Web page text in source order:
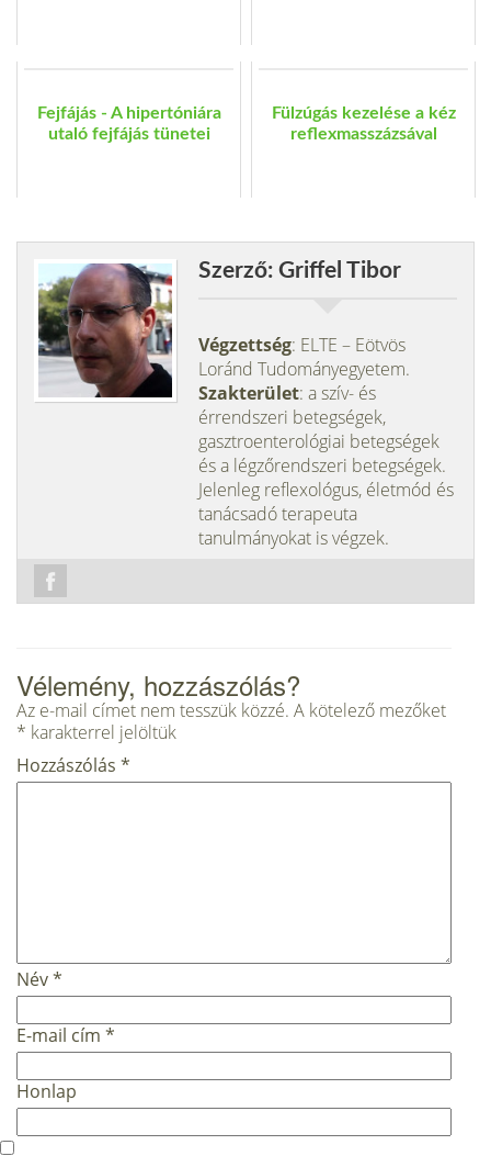
Fejfájás - A hipertóniára
utaló fejfájás tünetei
Fülzúgás kezelése a kéz
reflexmasszázsával
Szerző: Griffel Tibor
Végzettség: ELTE – Eötvös
Loránd Tudományegyetem.
Szakterület: a szív- és
érrendszeri betegségek,
gasztroenterológiai betegségek
és a légzőrendszeri betegségek.
Jelenleg reflexológus, életmód és
tanácsadó terapeuta
tanulmányokat is végzek.
Vélemény, hozzászólás?
Az e-mail címet nem tesszük közzé. A kötelező mezőket
* karakterrel jelöltük
Hozzászólás *
Név*
E-mail cím *
Honlap